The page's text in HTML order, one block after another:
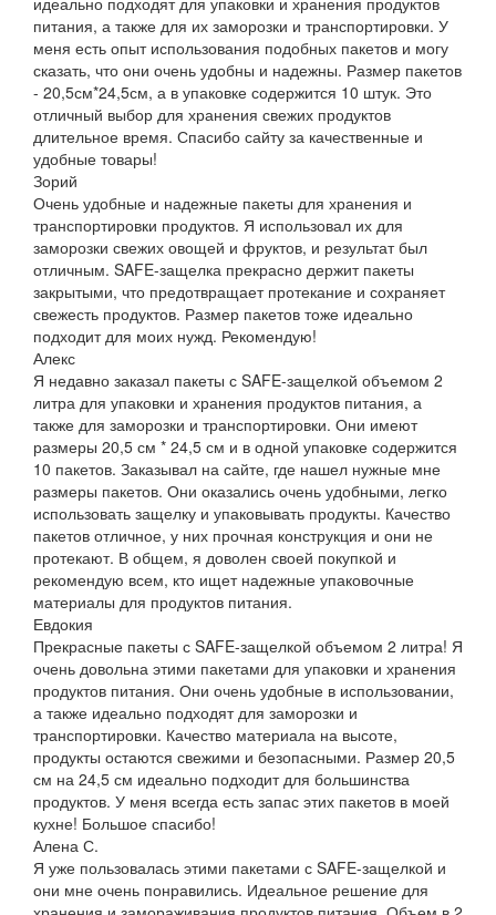
питания, а также для их заморозки и транспортировки. У
меня есть опыт использования подобных пакетов и могу
сказать, что они очень удобны и надежны. Размер пакетов
- 20,5см*24,5см, а в упаковке содержится 10 штук. Это
отличный выбор для хранения свежих продуктов
длительное время. Спасибо сайту за качественные и
удобные товары!
Зорий
Очень удобные и надежные пакеты для хранения и
транспортировки продуктов. Я использовал их для
заморозки свежих овощей и фруктов, и результат был
отличным. SAFE-защелка прекрасно держит пакеты
закрытыми, что предотвращает протекание и сохраняет
свежесть продуктов. Размер пакетов тоже идеально
подходит для моих нужд. Рекомендую!
Алекс
Я недавно заказал пакеты с SAFE-защелкой объемом 2
литра для упаковки и хранения продуктов питания, а
также для заморозки и транспортировки. Они имеют
размеры 20,5 см * 24,5 см и в одной упаковке содержится
10 пакетов. Заказывал на сайте, где нашел нужные мне
размеры пакетов. Они оказались очень удобными, легко
использовать защелку и упаковывать продукты. Качество
пакетов отличное, у них прочная конструкция и они не
протекают. В общем, я доволен своей покупкой и
рекомендую всем, кто ищет надежные упаковочные
материалы для продуктов питания.
Евдокия
Прекрасные пакеты с SAFE-защелкой объемом 2 литра! Я
очень довольна этими пакетами для упаковки и хранения
продуктов питания. Они очень удобные в использовании,
а также идеально подходят для заморозки и
транспортировки. Качество материала на высоте,
продукты остаются свежими и безопасными. Размер 20,5
см на 24,5 см идеально подходит для большинства
продуктов. У меня всегда есть запас этих пакетов в моей
кухне! Большое спасибо!
Алена С.
Я уже пользовалась этими пакетами с SAFE-защелкой и
они мне очень понравились. Идеальное решение для